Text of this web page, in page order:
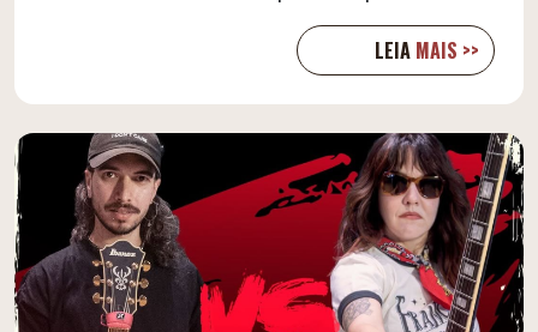
LEIA MAIS >>